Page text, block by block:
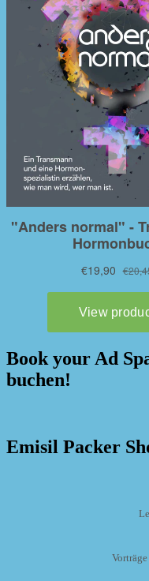
Book your Ad
buchen!
Emisil Packer